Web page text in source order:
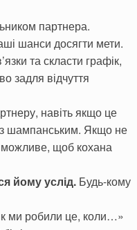
партнера.
шанси досягти мети.
та скласти графік,
задля відчуття
навіть якщо це
з шампанським. Якщо не
можливе, щоб кохана
йому услід. Будь-кому
ми робили це, коли…»